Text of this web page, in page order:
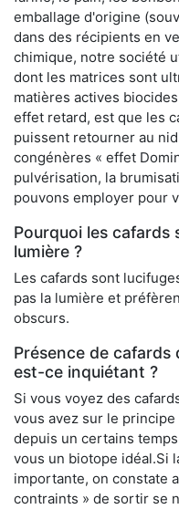
emballage d'origine
dans des récipients en
chimique, notre société
dont les matrices sont
matières actives
effet retard, est que les
puissent retourner au
congénères « effet
pulvérisation, la
pouvons employer pour
Pourquoi les cafards
lumière ?
Les cafards sont
pas la lumière et
obscurs.
Présence de cafards
est-ce inquiétant ?
Si vous voyez des
vous avez sur le
depuis un certains
vous un biotope idéal.Si
importante, on constate
contraints » de sortir se